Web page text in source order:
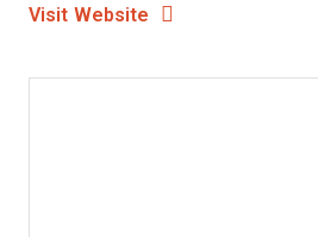
Visit Website Opens New Window